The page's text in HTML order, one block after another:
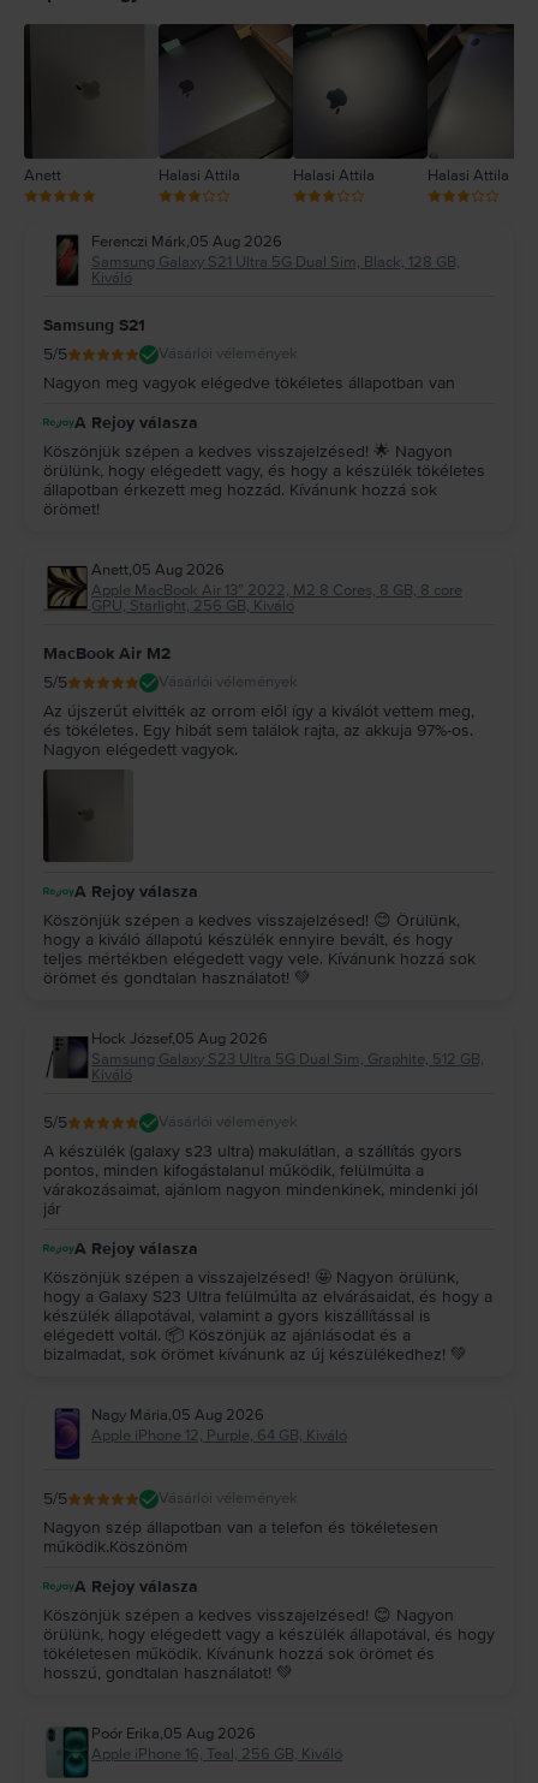
2
Anett Halasi Attila Halasi Attila Halasi Attila
Ferenczi Márk,05 Aug 2026
Samsung Galaxy S21 Ultra 5G Dual Sim, Black, 128 GB,
Kiváló
Samsung S21
5/5 Vásárlói vélemények
Nagyon meg vagyok elégedve tökéletes állapotban van
A Rejoy válasza
Köszönjük szépen a kedves visszajelzésed! 🌟 Nagyon
örülünk, hogy elégedett vagy, és hogy a készülék tökéletes
állapotban érkezett meg hozzád. Kívánunk hozzá sok
örömet!
Anett,05 Aug 2026
Apple MacBook Air 13″ 2022, M2 8 Cores, 8 GB, 8 core
GPU, Starlight, 256 GB, Kiváló
MacBook Air M2
5/5 Vásárlói vélemények
Az újszerűt elvitték az orrom elől így a kiválót vettem meg,
és tökéletes. Egy hibát sem találok rajta, az akkuja 97%-os.
Nagyon elégedett vagyok.
A Rejoy válasza
Köszönjük szépen a kedves visszajelzésed! 😊 Örülünk,
hogy a kiváló állapotú készülék ennyire bevált, és hogy
teljes mértékben elégedett vagy vele. Kívánunk hozzá sok
örömet és gondtalan használatot! 💚
Hock József,05 Aug 2026
Samsung Galaxy S23 Ultra 5G Dual Sim, Graphite, 512 GB,
Kiváló
5/5 Vásárlói vélemények
A készülék (galaxy s23 ultra) makulátlan, a szállítás gyors
pontos, minden kifogástalanul működik, felülmúlta a
várakozásaimat, ajánlom nagyon mindenkinek, mindenki jól
jár
A Rejoy válasza
Köszönjük szépen a visszajelzésed! 🤩 Nagyon örülünk,
hogy a Galaxy S23 Ultra felülmúlta az elvárásaidat, és hogy a
készülék állapotával, valamint a gyors kiszállítással is
elégedett voltál. 📦 Köszönjük az ajánlásodat és a
bizalmadat, sok örömet kívánunk az új készülékedhez! 💚
Nagy Mária,05 Aug 2026
Apple iPhone 12, Purple, 64 GB, Kiváló
5/5 Vásárlói vélemények
Nagyon szép állapotban van a telefon és tökéletesen
működik.Köszönöm
A Rejoy válasza
Köszönjük szépen a kedves visszajelzésed! 😊 Nagyon
örülünk, hogy elégedett vagy a készülék állapotával, és hogy
tökéletesen működik. Kívánunk hozzá sok örömet és
hosszú, gondtalan használatot! 💚
Poór Erika,05 Aug 2026
Apple iPhone 16, Teal, 256 GB, Kiváló